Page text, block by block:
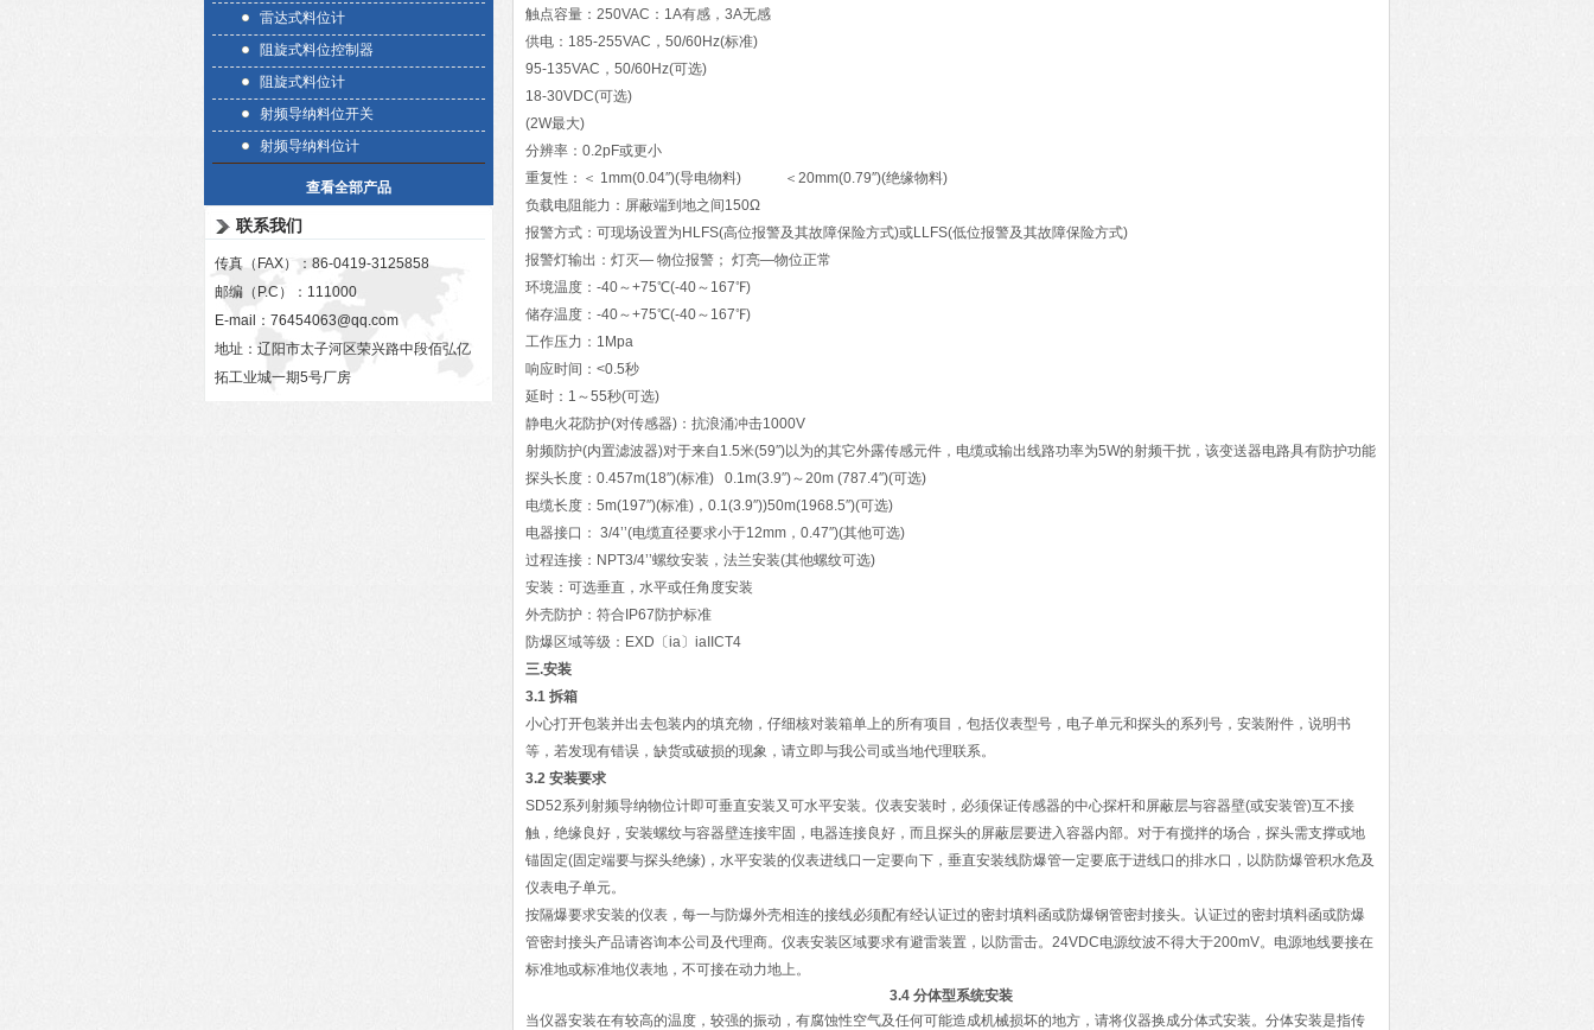
雷达式料位计
阻旋式料位控制器
阻旋式料位计
射频导纳料位开关
射频导纳料位计
查看全部产品
联系我们
传真（FAX）：86-0419-3125858
邮编（P.C）：111000
E-mail： 76454063@qq.com
地址：辽阳市太子河区荣兴路中段佰弘亿
拓工业城一期5号厂房
触点容量：250VAC：1A有感，3A无感
供电：185-255VAC，50/60Hz(标准)
95-135VAC，50/60Hz(可选)
18-30VDC(可选)
(2W最大)
分辨率：0.2pF或更小
重复性：＜ 1mm(0.04″)(导电物料) ＜20mm(0.79″)(绝缘物料)
负载电阻能力：屏蔽端到地之间150Ω
报警方式：可现场设置为HLFS(高位报警及其故障保险方式)或LLFS(低位报警及其故障保险方式)
报警灯输出：灯灭— 物位报警； 灯亮—物位正常
环境温度：-40～+75℃(-40～167℉)
储存温度：-40～+75℃(-40～167℉)
工作压力：1Mpa
响应时间：<0.5秒
延时：1～55秒(可选)
静电火花防护(对传感器)：抗浪涌冲击1000V
射频防护(内置滤波器)对于来自1.5米(59″)以为的其它外露传感元件，电缆或输出线路功率为5W的射频干扰，该变送器电路具有防护功能
探头长度：0.457m(18″)(标准) 0.1m(3.9″)～20m (787.4″)(可选)
电缆长度：5m(197″)(标准)，0.1(3.9″))50m(1968.5″)(可选)
电器接口： 3/4’’(电缆直径要求小于12mm，0.47″)(其他可选)
过程连接：NPT3/4’’螺纹安装，法兰安装(其他螺纹可选)
安装：可选垂直，水平或任角度安装
外壳防护：符合IP67防护标准
防爆区域等级：EXD〔ia〕iaIICT4
三.安装
3.1 拆箱
小心打开包装并出去包装内的填充物，仔细核对装箱单上的所有项目，包括仪表型号，电子单元和探头的系列号，安装附件，说明书
等，若发现有错误，缺货或破损的现象，请立即与我公司或当地代理联系。
3.2 安装要求
SD52系列射频导纳物位计即可垂直安装又可水平安装。仪表安装时，必须保证传感器的中心探杆和屏蔽层与容器壁(或安装管)互不接
触，绝缘良好，安装螺纹与容器壁连接牢固，电器连接良好，而且探头的屏蔽层要进入容器内部。对于有搅拌的场合，探头需支撑或地
锚固定(固定端要与探头绝缘)，水平安装的仪表进线口一定要向下，垂直安装线防爆管一定要底于进线口的排水口，以防防爆管积水危及
仪表电子单元。
按隔爆要求安装的仪表，每一与防爆外壳相连的接线必须配有经认证过的密封填料函或防爆钢管密封接头。认证过的密封填料函或防爆
管密封接头产品请咨询本公司及代理商。仪表安装区域要求有避雷装置，以防雷击。24VDC电源纹波不得大于200mV。电源地线要接在
标准地或标准地仪表地，不可接在动力地上。
3.4 分体型系统安装
当仪器安装在有较高的温度，较强的振动，有腐蚀性空气及任何可能造成机械损坏的地方，请将仪器换成分体式安装。分体安装是指传